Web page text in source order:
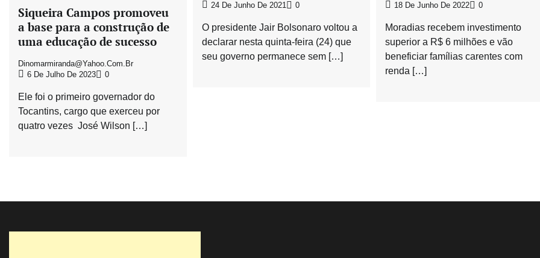
Siqueira Campos promoveu
a base para a construção de
uma educação de sucesso
Dinomarmiranda@yahoo.com.br
6 De Julho De 2023
0
Ele foi o primeiro governador do
Tocantins, cargo que exerceu por
quatro vezes José Wilson […]
24 De Junho De 2021
0
O presidente Jair Bolsonaro voltou a
declarar nesta quinta-feira (24) que
seu governo permanece sem […]
18 De Junho De 2022
0
Moradias recebem investimento
superior a R$ 6 milhões e vão
beneficiar famílias carentes com
renda […]